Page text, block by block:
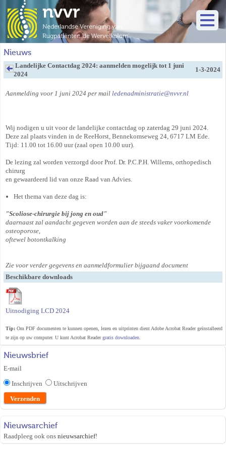
Nieuws
Landelijke Contactdag 2024: aanmelden mogelijk tot 1 juni
2024
1-3-2024
Aanmelding voor 1 juni 2024 per mail ledenadministratie@nvvr.nl
Wij nodigen u uit voor de landelijke contactdag op zaterdag 29 juni 2024.
Deze zal plaats vinden in de ReeHorst, Bennekomseweg 24, 6717 LM Ede.
Tijd: 11.00 tot 16.00 uur (zaal open 10.00 uur).
De lezing zal worden verzorgd door Prof. Dr. P.C.P.H. Willems, orthopedisch
chirurg
en gewaardeerd lid van onze Raad van Advies.
Het thema van deze dag is:
"Scoliose-chirurgie bij jong en oud"
daarnaast zal aandacht gegeven worden aan de steeds vaker voorkomende
osteoporose,
oftewel botontkalking
Zie voor verder gegevens en aanmeldformulier bijgaand document
Beschikbare downloads
Uitnodiging LCD 2024
Tip: Om PDF documenten te kunnen openen, lezen en uitprinten dient Adobe Acrobat Reader geïnstalleerd
te zijn op uw computer. U kunt Acrobat Readergratis downloaden
Nieuwsbrief
E-mail
Inschrijven
Uitschrijven
Nieuwsarchief
Raadpleeg ook ons nieuwsarchief!